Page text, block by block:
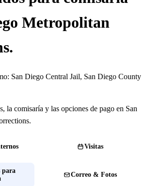
Metropolitan
San Diego Central Jail, San Diego County
la comisaría y las opciones de pago en San
Visitas
para
Correo & Fotos